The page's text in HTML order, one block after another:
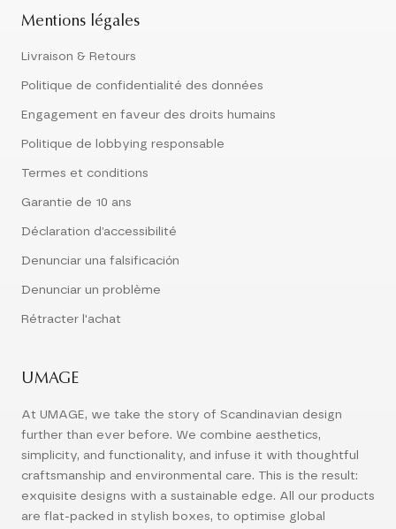
Mentions légales
Livraison & Retours
Politique de confidentialité des données
Engagement en faveur des droits humains
Politique de lobbying responsable
Termes et conditions
Garantie de 10 ans
Déclaration d’accessibilité
Denunciar una falsificación
Denunciar un problème
Rétracter l'achat
UMAGE
At UMAGE, we take the story of Scandinavian design
further than ever before. We combine aesthetics,
simplicity, and functionality, and infuse it with thoughtful
craftsmanship and environmental care. This is the result:
exquisite designs with a sustainable edge. All our products
are flat-packed in stylish boxes, to optimise global